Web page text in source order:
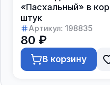
«Пасхальный» в
штук
Артикул: 198835
80 ₽
В корзину